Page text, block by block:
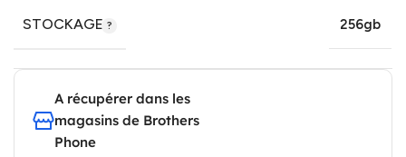
STOCKAGE 256gb
A récupérer dans les
magasins de Brothers
Phone